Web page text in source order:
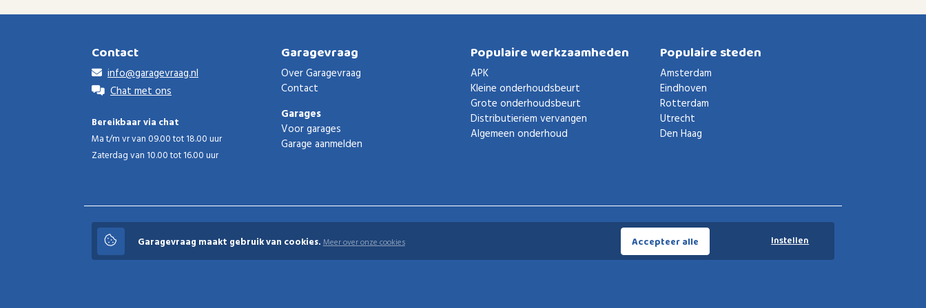
Contact
info@garagevraag.nl
Chat met ons
Bereikbaar via chat
Ma t/m vr van 09.00 tot 18.00 uur
Zaterdag van 10.00 tot 16.00 uur
Garagevraag
Over Garagevraag
Contact
Garages
Voor garages
Garage aanmelden
Populaire werkzaamheden
APK
Kleine onderhoudsbeurt
Grote onderhoudsbeurt
Distributieriem vervangen
Algemeen onderhoud
Populaire steden
Amsterdam
Eindhoven
Rotterdam
Utrecht
Den Haag
Garagevraag
© 2026 Garagevraag - V1.3.5 - Alle rechten voorbehouden
Voorwaarden Privacybeleid Privacy instellingen
Garagevraag maakt gebruik van cookies.Meer over onze cookies Accepteer alle Instellen